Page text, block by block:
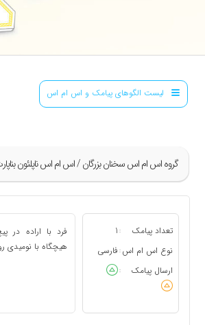
لیست الگوهای پیامک و اس ام اس
گروه اس ام اس سخنان بزرگان / اس ام اس ناپلئون
تعداد پیامک :
1
نوع اس ام اس : فارسی
ارسال پیامک
:
فرد با اراده در
هیچگاه با نومیدی